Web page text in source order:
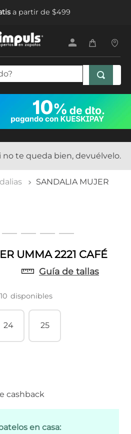
a partir de $499
no te queda bien, devuélvelo.
SANDALIA MUJER
UMMA 2221 CAFÉ
Guía de tallas
10 disponibles
24 25
cashback
en casa: